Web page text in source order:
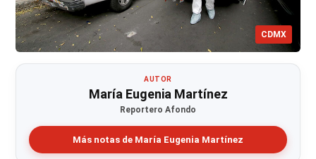
CDMX
AUTOR
María Eugenia Martínez
Reportero Afondo
Más notas de María Eugenia Martínez